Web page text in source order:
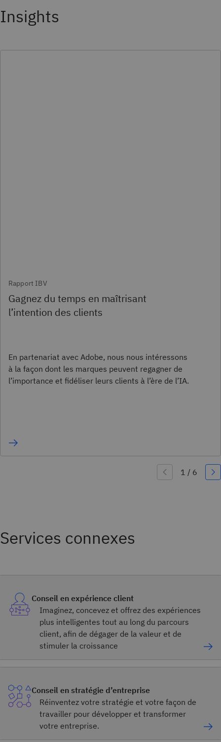
Insights
Rapport IBV
Gagnez du temps en maîtrisant
l’intention des clients
En partenariat avec Adobe, nous nous intéressons
à la façon dont les marques peuvent regagner de
l’importance et fidéliser leurs clients à l’ère de l’IA.
Services connexes
Conseil en expérience client
Imaginez, concevez et offrez des expériences
plus intelligentes tout au long du parcours
client, afin de dégager de la valeur et de
stimuler la croissance
Conseil en stratégie d’entreprise
Réinventez votre stratégie et votre façon de
travailler pour développer et transformer
votre entreprise.